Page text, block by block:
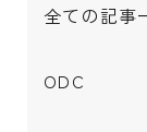
全ての記事
ODC